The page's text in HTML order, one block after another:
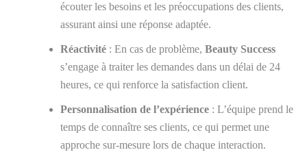
écouter les besoins et les préoccupations des clients,
assurant ainsi une réponse adaptée.
Réactivité : En cas de problème, Beauty Success
s’engage à traiter les demandes dans un délai de 24
heures, ce qui renforce la satisfaction client.
Personnalisation de l’expérience : L’équipe prend le
temps de connaître ses clients, ce qui permet une
approche sur-mesure lors de chaque interaction.